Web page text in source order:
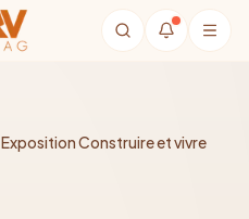
Exposition Construire et vivre